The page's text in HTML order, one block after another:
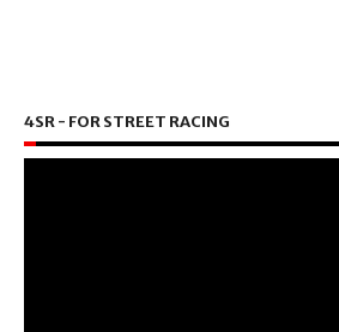
4SR - FOR STREET RACING